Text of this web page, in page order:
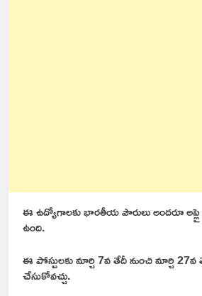
ఈ ఉద్యోగాలకు భారతీయ పౌరులు అందరూ
ఉంది.
ఈ పోస్టులకు మార్చి 7వ తేదీ నుంచి మార్చి 27వ
చేసుకోవచ్చు.